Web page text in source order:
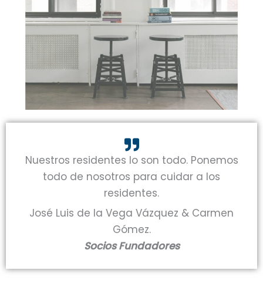
Nuestros residentes lo son todo. Ponemos
todo de nosotros para cuidar a los
residentes.
José Luis de la Vega Vázquez & Carmen
Gómez.
Socios Fundadores